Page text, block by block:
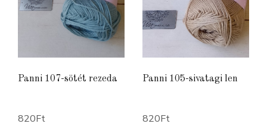
Panni 107-sötét rezeda
820Ft
Panni 105-sivatagi len
820Ft